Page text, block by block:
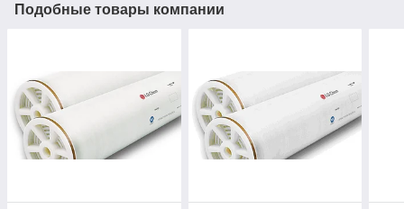
Подобные товары компании